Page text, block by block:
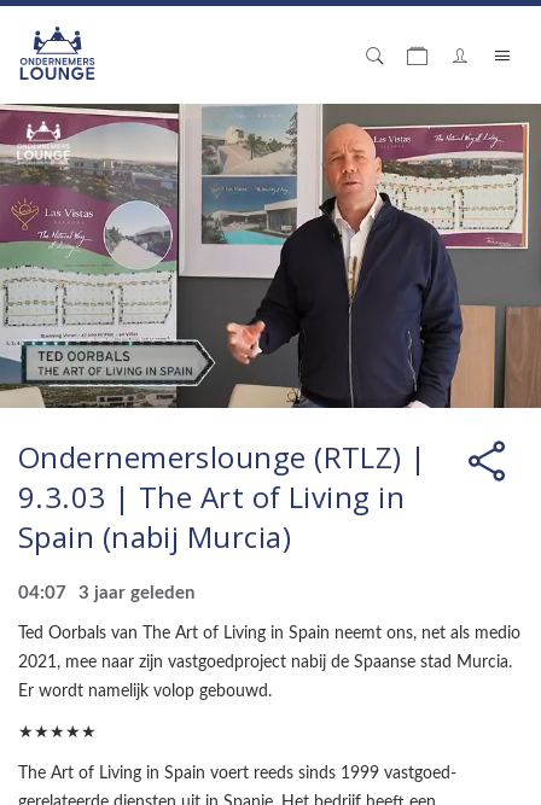
Ondernemerslounge (RTLZ) |
9.3.03 | The Art of Living in
Spain (nabij Murcia)
04:07 3 jaar geleden
Ted Oorbals van The Art of Living in Spain neemt ons, net als medio
2021, mee naar zijn vastgoedproject nabij de Spaanse stad Murcia.
Er wordt namelijk volop gebouwd.
★★★★★
The Art of Living in Spain voert reeds sinds 1999 vastgoed-